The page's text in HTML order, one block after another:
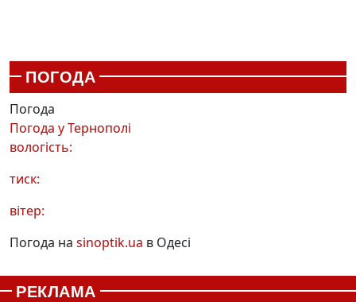
ПОГОДА
Погода
Погода уТернополі
вологість:
тиск:
вітер:
Погода на sinoptik.ua в Одесі
РЕКЛАМА